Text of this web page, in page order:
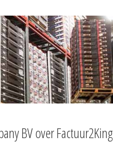
BV over Factuur2King